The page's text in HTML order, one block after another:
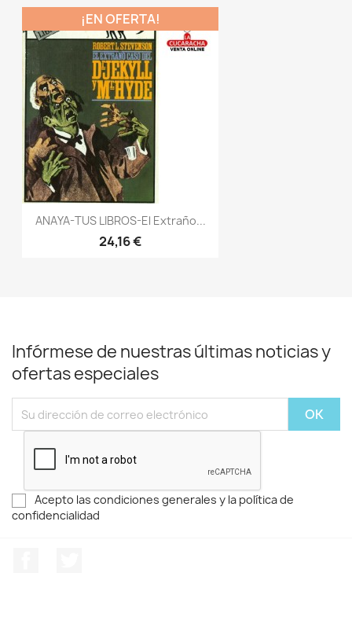
ANAYA-TUS LIBROS-El Extraño...
24,16 €
¡EN OFERTA!
Infórmese de nuestras últimas noticias y
ofertas especiales
Acepto las condiciones generales y la política de
confidencialidad